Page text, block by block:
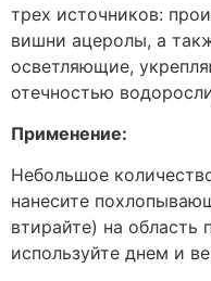
трех источников:
вишни ацеролы, а
осветляющие,
отечностью
Применение:
Небольшое
нанесите
втирайте) на область
используйте днем ​​и